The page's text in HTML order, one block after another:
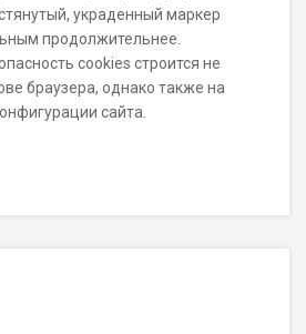
украденный маркер
продолжительнее.
cookies строится не
браузера, однако также на
сайта.